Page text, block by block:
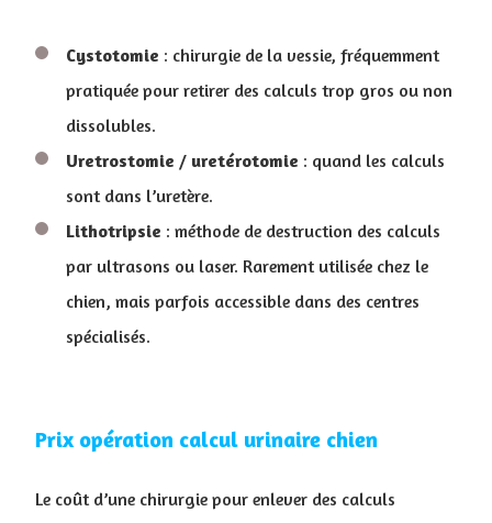
Cystotomie : chirurgie de la vessie, fréquemment
pratiquée pour retirer des calculs trop gros ou non
dissolubles.
Uretrostomie / uretérotomie : quand les calculs
sont dans l’uretère.
Lithotripsie : méthode de destruction des calculs
par ultrasons ou laser. Rarement utilisée chez le
chien, mais parfois accessible dans des centres
spécialisés.
Prix opération calcul urinaire chien
Le coût d’une chirurgie pour enlever des calculs